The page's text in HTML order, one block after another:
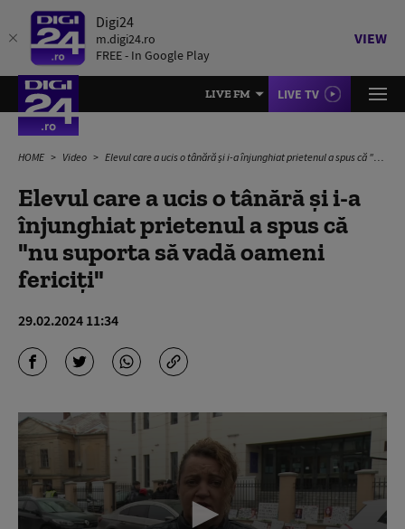
Digi24
m.digi24.ro
FREE - In Google Play
VIEW
LIVE FM LIVE TV
HOME Video Elevul care a ucis o tânără și i-a înjunghiat prietenul a spus că "nu suporta să vadă oameni fericiți"
Elevul care a ucis o tânără și i-a
înjunghiat prietenul a spus că
"nu suporta să vadă oameni
fericiți"
29.02.2024 11:34